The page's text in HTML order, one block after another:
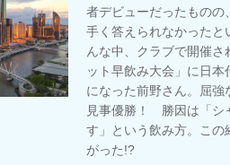
者デビューだったものの
手く答えられなかった
んな中、クラブで開催
ット早飲み大会」に日本
になった前野さん。屈強
見事優勝！ 勝因は「シ
す」という飲み方。こ
がった!?